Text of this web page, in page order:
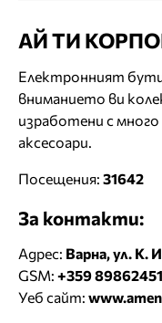
АЙ ТИ
Електронният
вниманието ви
изработени с
аксесоари.
Посещения: 31642
За контакти:
Адрес: Варна, ул. К.
GSM: +359
Уеб сайт: